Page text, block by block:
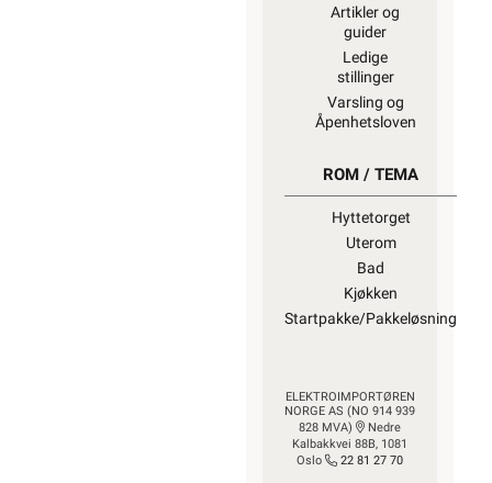
Artikler og
guider
Ledige
stillinger
Varsling og
Åpenhetsloven
ROM / TEMA
Hyttetorget
Uterom
Bad
Kjøkken
Startpakke/Pakkeløsning
ELEKTROIMPORTØREN
NORGE AS (NO 914 939
828 MVA)
Nedre
Kalbakkvei 88B, 1081
Oslo
22 81 27 70